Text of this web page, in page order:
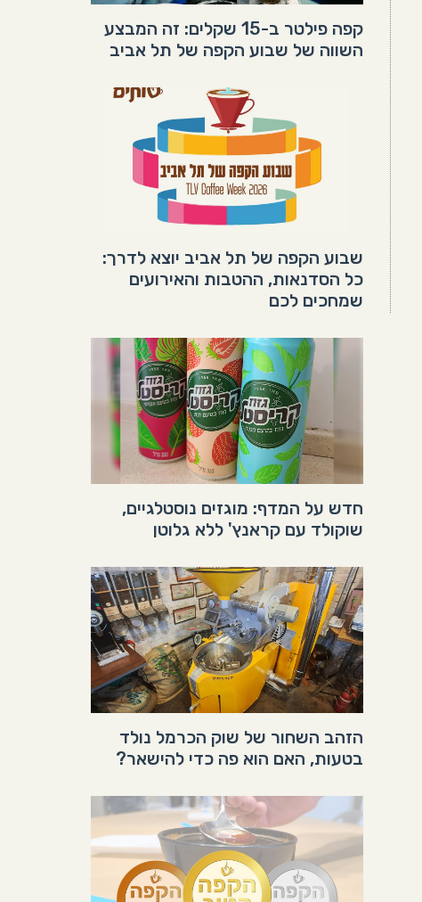
קפה פילטר ב-15 שקלים: זה המבצע
השווה של שבוע הקפה של תל אביב
שבוע הקפה של תל אביב יוצא לדרך:
כל הסדנאות, ההטבות והאירועים
שמחכים לכם
חדש על המדף: מוגזים נוסטלגיים,
שוקולד עם קראנץ' ללא גלוטן
הזהב השחור של שוק הכרמל נולד
בטעות, האם הוא פה כדי להישאר?